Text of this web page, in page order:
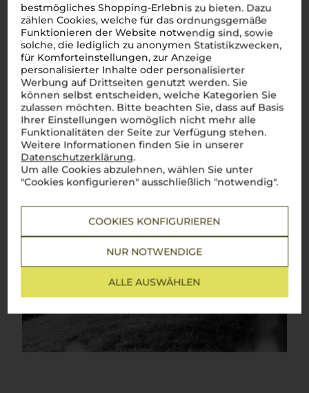
bestmögliches Shopping-Erlebnis zu bieten. Dazu
zählen Cookies, welche für das ordnungsgemäße
Funktionieren der Website notwendig sind, sowie
solche, die lediglich zu anonymen Statistikzwecken,
für Komforteinstellungen, zur Anzeige
personalisierter Inhalte oder personalisierter
Werbung auf Drittseiten genutzt werden. Sie
können selbst entscheiden, welche Kategorien Sie
zulassen möchten. Bitte beachten Sie, dass auf Basis
Ihrer Einstellungen womöglich nicht mehr alle
Funktionalitäten der Seite zur Verfügung stehen.
Weitere Informationen finden Sie in unserer
Datenschutzerklärung.
Um alle Cookies abzulehnen, wählen Sie unter
"Cookies konfigurieren" ausschließlich "notwendig".
COOKIES KONFIGURIEREN
NUR NOTWENDIGE
ALLE AUSWÄHLEN